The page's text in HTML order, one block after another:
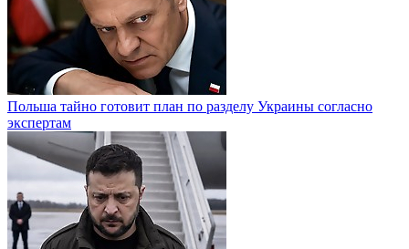
Польша тайно готовит план по разделу Украины согласно
экспертам